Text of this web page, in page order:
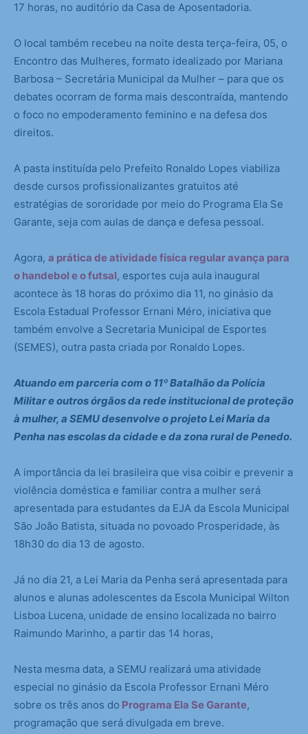
17 horas, no auditório da Casa de Aposentadoria.
O local também recebeu na noite desta terça-feira, 05, o
Encontro das Mulheres, formato idealizado por Mariana
Barbosa – Secretária Municipal da Mulher – para que os
debates ocorram de forma mais descontraída, mantendo
o foco no empoderamento feminino e na defesa dos
direitos.
A pasta instituída pelo Prefeito Ronaldo Lopes viabiliza
desde cursos profissionalizantes gratuitos até
estratégias de sororidade por meio do Programa Ela Se
Garante, seja com aulas de dança e defesa pessoal.
Agora, a prática de atividade física regular avança para
o handebol e o futsal, esportes cuja aula inaugural
acontece às 18 horas do próximo dia 11, no ginásio da
Escola Estadual Professor Ernani Méro, iniciativa que
também envolve a Secretaria Municipal de Esportes
(SEMES), outra pasta criada por Ronaldo Lopes.
Atuando em parceria com o 11º Batalhão da Polícia
Militar e outros órgãos da rede institucional de proteção
à mulher, a SEMU desenvolve o projeto Lei Maria da
Penha nas escolas da cidade e da zona rural de Penedo.
A importância da lei brasileira que visa coibir e prevenir a
violência doméstica e familiar contra a mulher será
apresentada para estudantes da EJA da Escola Municipal
São João Batista, situada no povoado Prosperidade, às
18h30 do dia 13 de agosto.
Já no dia 21, a Lei Maria da Penha será apresentada para
alunos e alunas adolescentes da Escola Municipal Wilton
Lisboa Lucena, unidade de ensino localizada no bairro
Raimundo Marinho, a partir das 14 horas,
Nesta mesma data, a SEMU realizará uma atividade
especial no ginásio da Escola Professor Ernani Méro
sobre os três anos do Programa Ela Se Garante,
programação que será divulgada em breve.